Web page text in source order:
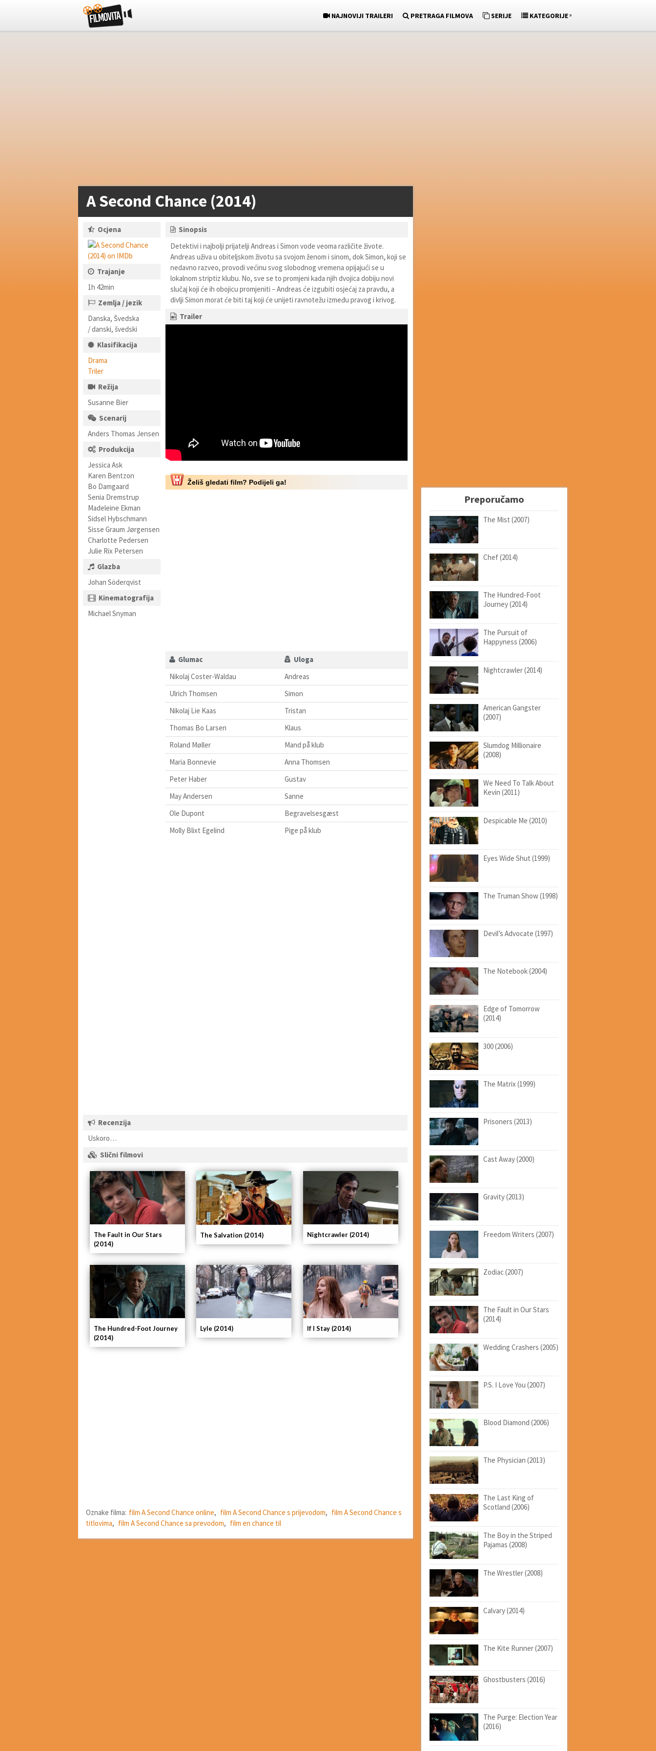
NAJNOVIJI TRAILERI PRETRAGA FILMOVA SERIJE KATEGORIJE»
A Second Chance (2014)
Ocjena
Trajanje
1h 42min
Zemlja / jezik
Danska, Švedska
/ danski, švedski
Klasifikacija
Drama
Triler
Režija
Susanne Bier
Scenarij
Anders Thomas Jensen
Produkcija
Jessica Ask
Karen Bentzon
Bo Damgaard
Senia Dremstrup
Madeleine Ekman
Sidsel Hybschmann
Sisse Graum Jørgensen
Charlotte Pedersen
Julie Rix Petersen
Glazba
Johan Söderqvist
Kinematografija
Michael Snyman
Sinopsis
Detektivi i najbolji prijatelji Andreas i Simon vode veoma različite živote.
Andreas uživa u obiteljskom životu sa svojom ženom i sinom, dok Simon, koji se
nedavno razveo, provodi većinu svog slobodnog vremena opijajući se u
lokalnom striptiz klubu. No, sve se to promjeni kada njih dvojica dobiju novi
slučaj koji će ih obojicu promjeniti – Andreas će izgubiti osjećaj za pravdu, a
divlji Simon morat će biti taj koji će unijeti ravnotežu između pravog i krivog.
Trailer
Želiš gledati film? Podijeli ga!
Glumac
Uloga
Nikolaj Coster-Waldau
Andreas
Ulrich Thomsen
Simon
Nikolaj Lie Kaas
Tristan
Thomas Bo Larsen
Klaus
Roland Møller
Mand på klub
Maria Bonnevie
Anna Thomsen
Peter Haber
Gustav
May Andersen
Sanne
Ole Dupont
Begravelsesgæst
Molly Blixt Egelind
Pige på klub
Recenzija
Uskoro…
Slični filmovi
If I Stay (2014)
Lyle (2014)
The Hundred-Foot Journey
(2014)
Nightcrawler (2014)
The Salvation (2014)
The Fault in Our Stars
(2014)
Oznake filma: film A Second Chance online, film A Second Chance s prijevodom, film A Second Chance s
titlovima, film A Second Chance sa prevodom, film en chance til
Preporučamo
The Mist (2007)
Chef (2014)
The Hundred-Foot
Journey (2014)
The Pursuit of
Happyness (2006)
Nightcrawler (2014)
American Gangster
(2007)
Slumdog Millionaire
(2008)
We Need To Talk About
Kevin (2011)
Despicable Me (2010)
Eyes Wide Shut (1999)
The Truman Show (1998)
Devil’s Advocate (1997)
The Notebook (2004)
Edge of Tomorrow
(2014)
300 (2006)
The Matrix (1999)
Prisoners (2013)
Cast Away (2000)
Gravity (2013)
Freedom Writers (2007)
Zodiac (2007)
The Fault in Our Stars
(2014)
Wedding Crashers (2005)
P.S. I Love You (2007)
Blood Diamond (2006)
The Physician (2013)
The Last King of
Scotland (2006)
The Boy in the Striped
Pajamas (2008)
The Wrestler (2008)
Calvary (2014)
The Kite Runner (2007)
Ghostbusters (2016)
The Purge: Election Year
(2016)